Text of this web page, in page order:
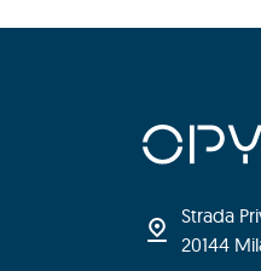
Strada
20144